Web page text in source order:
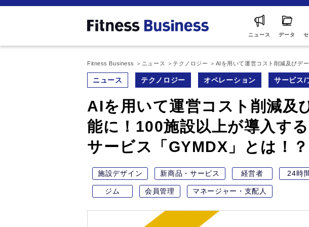
ニュース データ
Fitness Business ニュース テクノロジー AIを用いて運営コスト削減及びデ
ニュース テクノロジー オペレーション サービス/
AIを用いて運営コスト削減及
能に！100施設以上が導入す
サービス「GYMDX」とは！？
施設デザイン 新商品・サービス 経営者 24時
ジム 会員管理 マネージャー・支配人